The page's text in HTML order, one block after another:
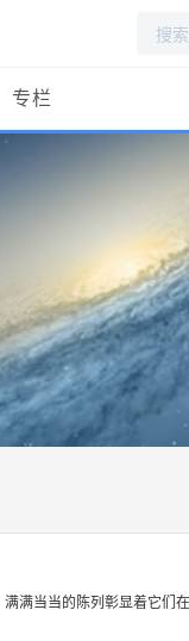
专栏
满当当的陈列彰显着它们在